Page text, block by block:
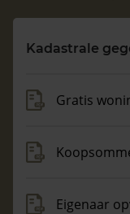
Maandag t/m
Kadastrale
Gratis
Eigenaar